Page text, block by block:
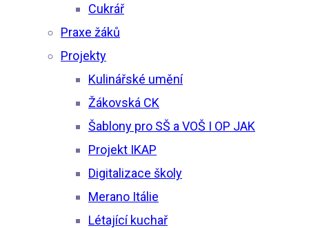
Cukrář
Praxe žáků
Projekty
Kulinářské umění
Žákovská CK
Šablony pro SŠ a VOŠ I OP JAK
Projekt IKAP
Digitalizace školy
Merano Itálie
Létající kuchař